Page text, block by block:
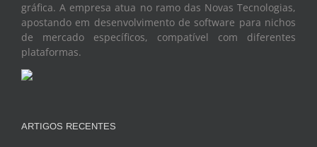
gráfica. A empresa atua no ramo das Novas Tecnologias,
apostando em desenvolvimento de software para nichos
de mercado específicos, compatível com diferentes
plataformas.
ARTIGOS RECENTES